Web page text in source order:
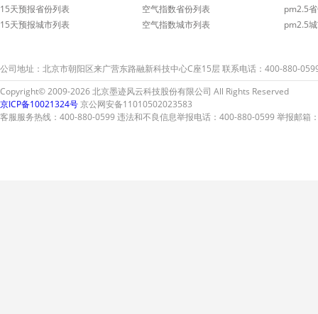
15天预报省份列表
15天预报城市列表
空气指数省份列表
空气指数城市列表
pm2.5
pm2.5
公司地址：北京市朝阳区来广营东路融新科技中心C座15层 联系电话：400-880-
Copyright© 2009-2026 北京墨迹风云科技股份有限公司 All Rights Reserved
京ICP备10021324号京公网安备11010502023583
客服服务热线：400-880-0599 违法和不良信息举报电话：400-880-0599 举报邮箱